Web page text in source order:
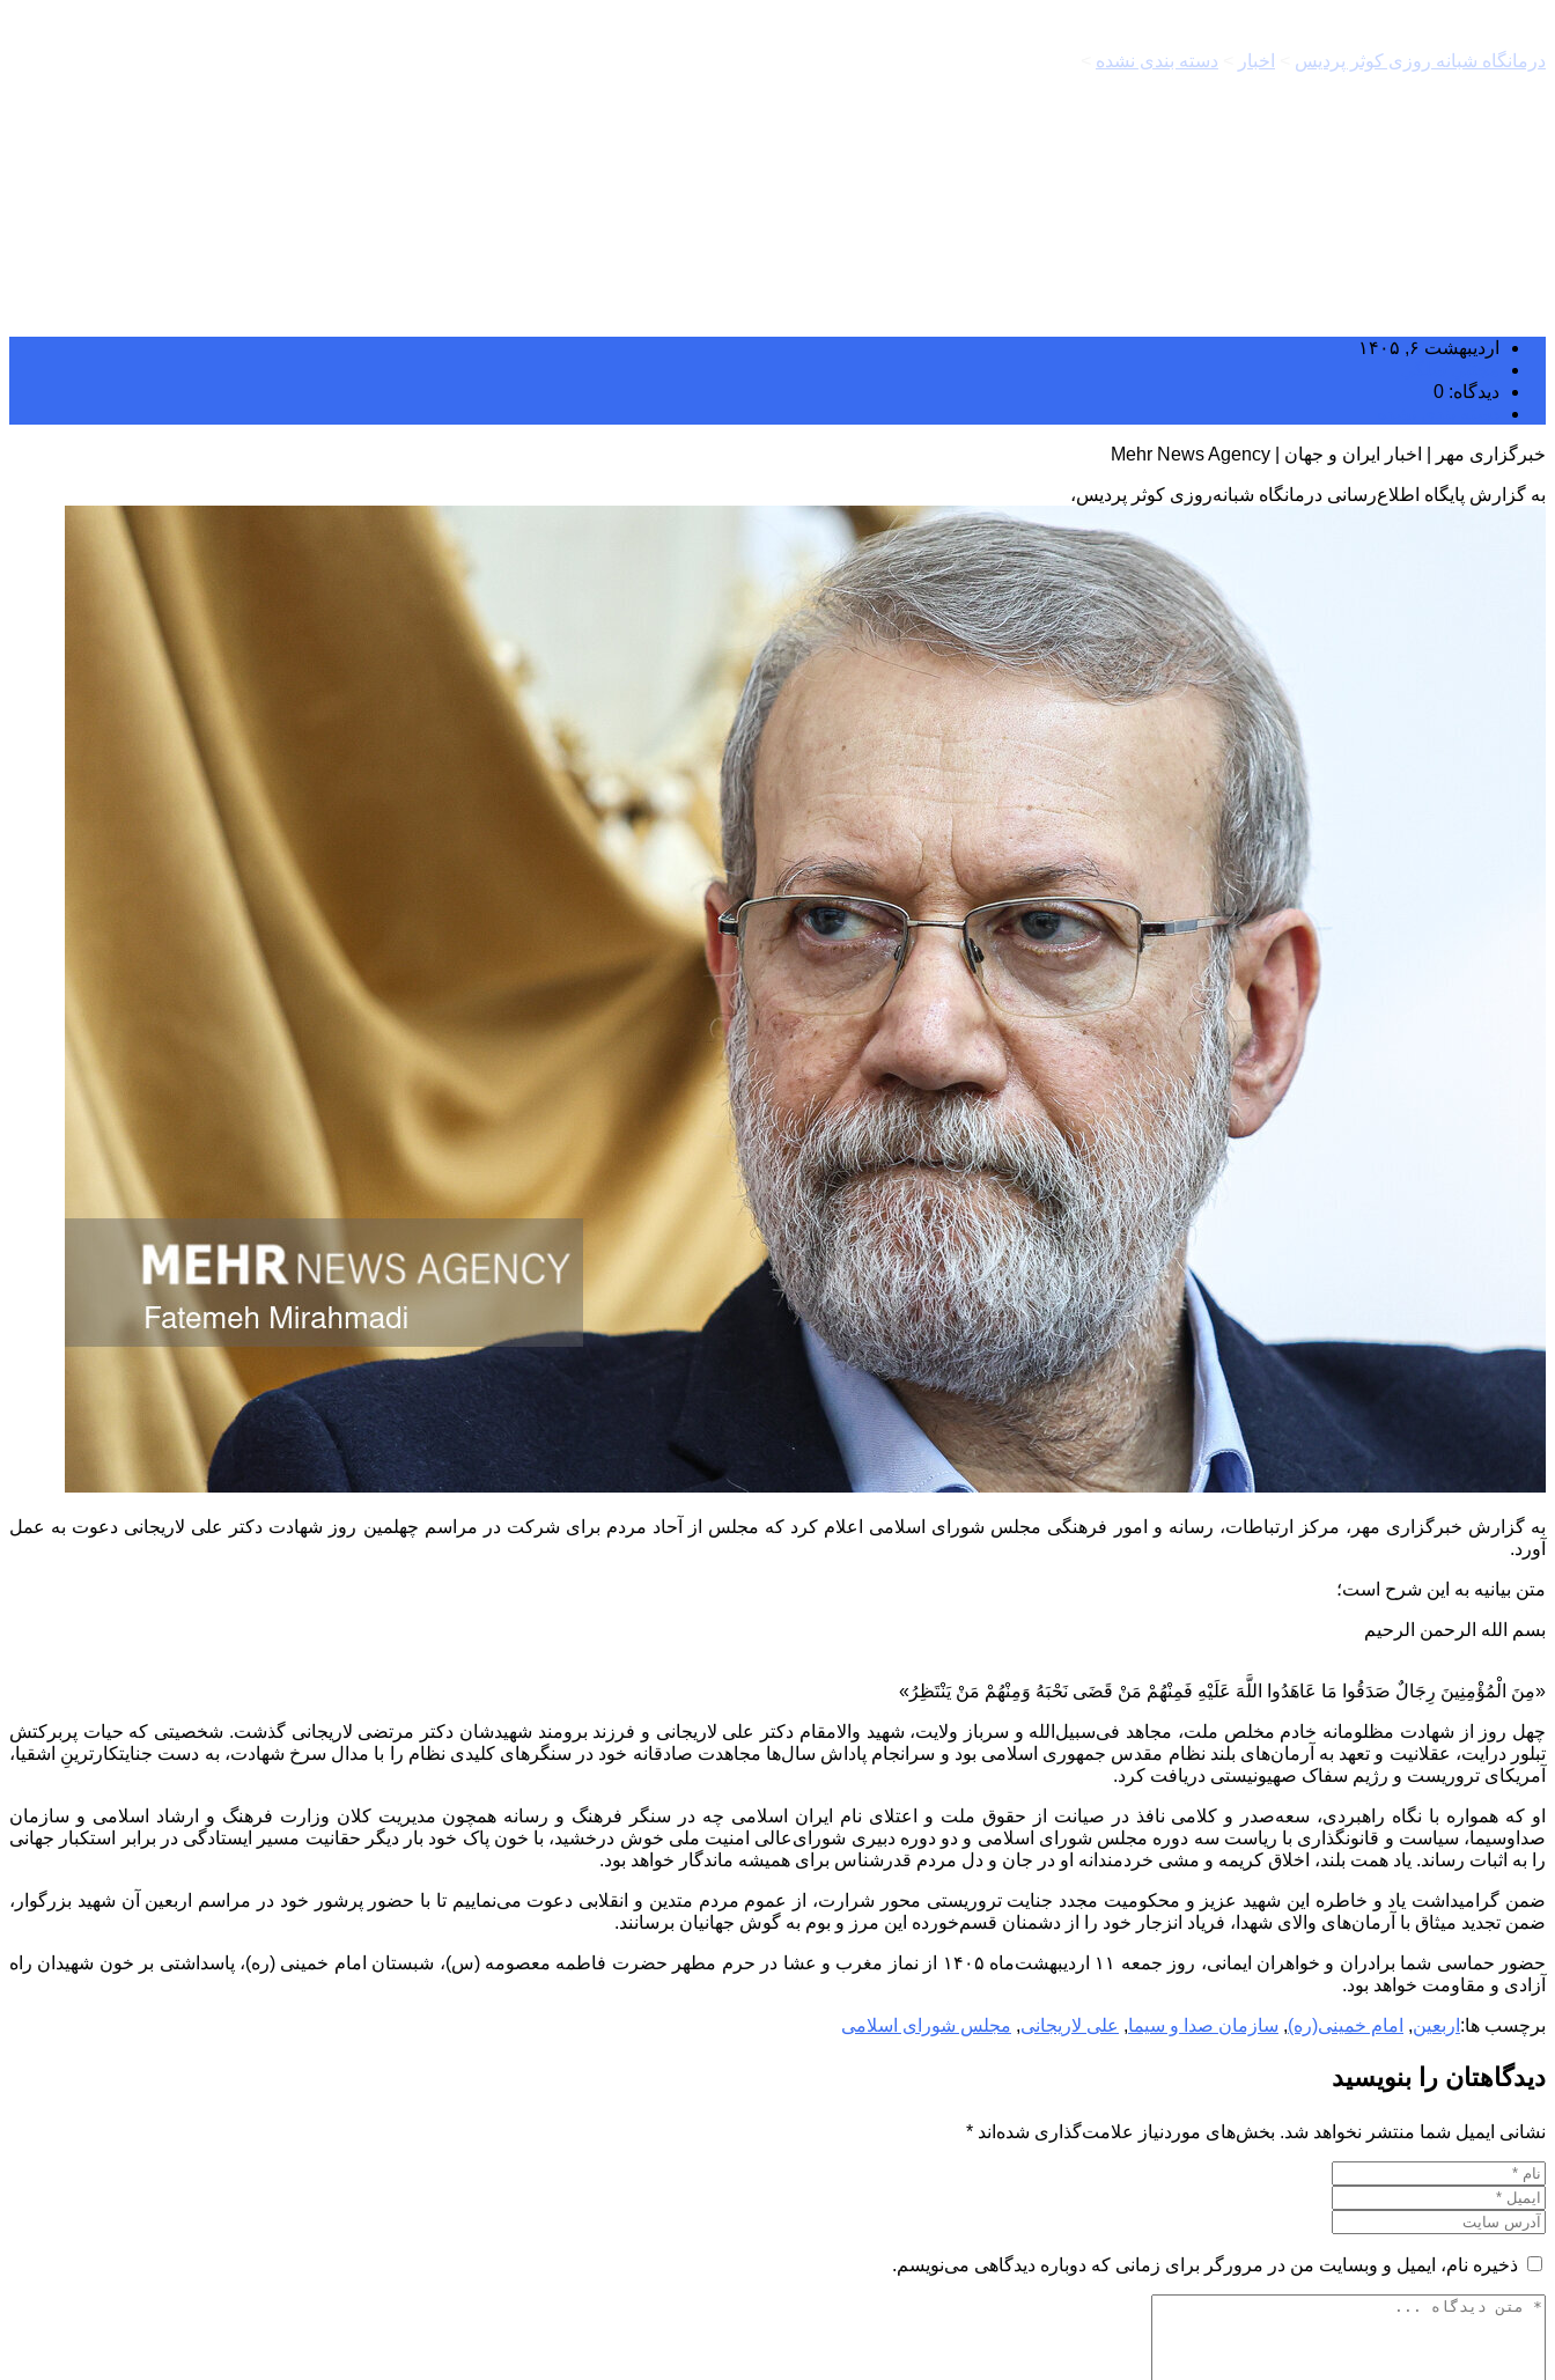
درمانگاه شبانه روزی کوثر پردیس اخبار دسته بندی نشده
اردیبهشت ۶, ۱۴۰۵
دیدگاه: 0
خبرگزاری مهر | اخبار ایران و جهان | Mehr News Agency
به گزارش پایگاه اطلاع‌رسانی درمانگاه شبانه‌روزی کوثر پردیس،
به گزارش خبرگزاری مهر، مرکز ارتباطات، رسانه و امور فرهنگی مجلس شورای اسلامی اعلام کرد که مجلس از آحاد مردم برای شرکت در مراسم چهلمین روز شهادت دکتر علی لاریجانی دعوت به عمل
آورد.
متن بیانیه به این شرح است؛
بسم الله الرحمن الرحیم
«مِنَ الْمُؤْمِنِینَ رِجَالٌ صَدَقُوا مَا عَاهَدُوا اللَّهَ عَلَیْهِ فَمِنْهُمْ مَنْ قَضَی نَحْبَهُ وَمِنْهُمْ مَنْ یَنْتَظِرُ»
چهل روز از شهادت مظلومانه خادم مخلص ملت، مجاهد فی‌سبیل‌الله و سرباز ولایت، شهید والامقام دکتر علی لاریجانی و فرزند برومند شهیدشان دکتر مرتضی لاریجانی گذشت. شخصیتی که حیات پربرکتش
تبلور درایت، عقلانیت و تعهد به آرمان‌های بلند نظام مقدس جمهوری اسلامی بود و سرانجام پاداش سال‌ها مجاهدت صادقانه خود در سنگرهای کلیدی نظام را با مدال سرخ شهادت، به دست جنایتکارترینِ اشقیا،
آمریکای تروریست و رژیم سفاک صهیونیستی دریافت کرد.
او که همواره با نگاه راهبردی، سعه‌صدر و کلامی نافذ در صیانت از حقوق ملت و اعتلای نام ایران اسلامی چه در سنگر فرهنگ و رسانه همچون مدیریت کلان وزارت فرهنگ و ارشاد اسلامی و سازمان
صداوسیما، سیاست و قانونگذاری با ریاست سه دوره مجلس شورای اسلامی و دو دوره دبیری شورای‌عالی امنیت ملی خوش درخشید، با خون پاک خود بار دیگر حقانیت مسیر ایستادگی در برابر استکبار جهانی
را به اثبات رساند. یاد همت بلند، اخلاق کریمه و مشی خردمندانه او در جان‌ و دل مردم قدرشناس برای همیشه ماندگار خواهد بود.
ضمن گرامیداشت یاد و خاطره این شهید عزیز و محکومیت مجدد جنایت تروریستی محور شرارت، از عموم مردم متدین و انقلابی دعوت می‌نماییم تا با حضور پرشور خود در مراسم اربعین آن شهید بزرگوار،
ضمن تجدید میثاق با آرمان‌های والای شهدا، فریاد انزجار خود را از دشمنان قسم‌خورده این مرز و بوم به گوش جهانیان برسانند.
حضور حماسی شما برادران و خواهران ایمانی، روز جمعه ۱۱ اردیبهشت‌ماه ۱۴۰۵ از نماز مغرب و عشا در حرم مطهر حضرت فاطمه معصومه (س)، شبستان امام خمینی (ره)، پاسداشتی بر خون شهیدان راه
آزادی و مقاومت خواهد بود.
برچسب ها: اربعین, امام خمینی(ره), سازمان صدا و سیما, علی لاریجانی, مجلس شورای اسلامی
دیدگاهتان را بنویسید
نشانی ایمیل شما منتشر نخواهد شد. بخش‌های موردنیاز علامت‌گذاری شده‌اند *
ذخیره نام، ایمیل و وبسایت من در مرورگر برای زمانی که دوباره دیدگاهی می‌نویسم.